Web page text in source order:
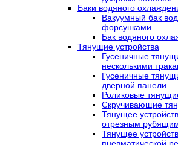
Баки водяного
Вакуумный бак
форсунками
Бак водяного
Тянущие устройства
Гусеничные
несколькими
Гусеничные
дверной панели
Роликовые
Скручивающие
Тянущее
отрезным
Тянущее